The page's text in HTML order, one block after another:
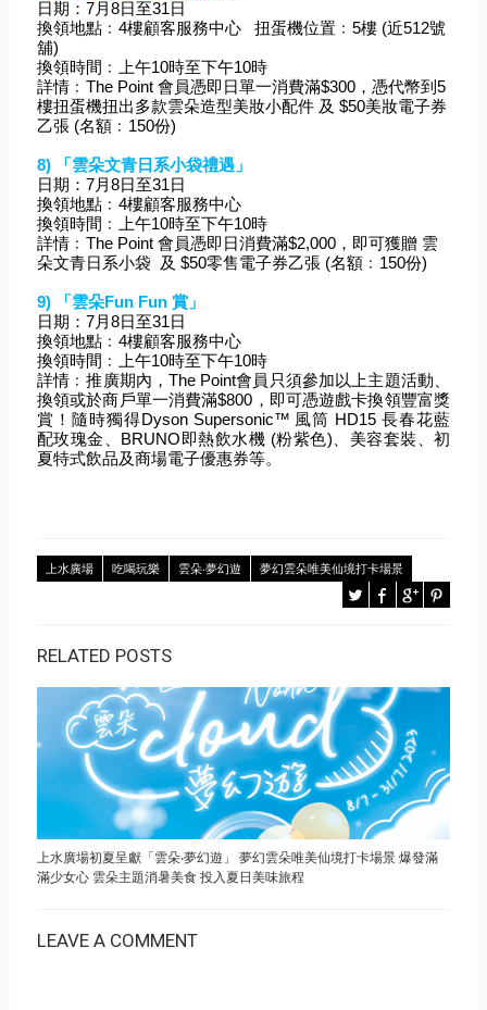
日期：7月8日至31日
換領地點﹕4樓顧客服務中心   扭蛋機位置﹕5樓 (近512號
舖)
換領時間﹕上午10時至下午10時
詳情﹕The Point 會員憑即日單一消費滿$300，憑代幣到5
樓扭蛋機扭出多款雲朵造型美妝小配件 及 $50美妝電子券
乙張 (名額﹕150份)
8) 「雲朵文青日系小袋禮遇」
日期：7月8日至31日
換領地點﹕4樓顧客服務中心
換領時間﹕上午10時至下午10時
詳情﹕The Point 會員憑即日消費滿$2,000，即可獲贈 雲
朵文青日系小袋  及 $50零售電子券乙張 (名額﹕150份)
9) 「雲朵Fun Fun 賞」
日期：7月8日至31日
換領地點﹕4樓顧客服務中心
換領時間﹕上午10時至下午10時
詳情﹕推廣期內，The Point會員只須參加以上主題活動、
換領或於商戶單一消費滿$800，即可憑遊戲卡換領豐富獎
賞！隨時獨得Dyson Supersonic™ 風筒 HD15 長春花藍
配玫瑰金、BRUNO即熱飲水機 (粉紫色)、美容套裝、初
夏特式飲品及商場電子優惠券等。
上水廣場 吃喝玩樂 雲朵‧夢幻遊 夢幻雲朵唯美仙境打卡場景
RELATED POSTS
上水廣場初夏呈獻「雲朵‧夢幻遊」 夢幻雲朵唯美仙境打卡場景 爆發滿
滿少女心 雲朵主題消暑美食 投入夏日美味旅程
LEAVE A COMMENT